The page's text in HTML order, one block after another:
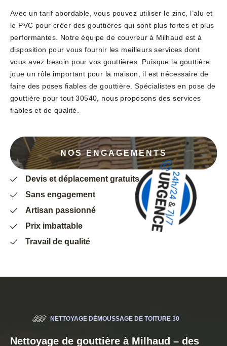
Avec un tarif abordable, vous pouvez utiliser le zinc, l’alu et
le PVC pour créer des gouttières qui sont plus fortes et plus
performantes. Notre équipe de couvreur à Milhaud est à
disposition pour vous fournir les meilleurs services dont
vous avez besoin pour vos gouttières. Puisque la gouttière
joue un rôle important pour la maison, il est nécessaire de
faire des poses fiables de gouttière. Spécialistes en pose de
gouttière pour tout 30540, nous proposons des services
fiables et de qualité.
NOS ENGAGEMENTS
Devis et déplacement gratuits
Sans engagement
Artisan passionné
Prix imbattable
Travail de qualité
NETTOYAGE DÉMOUSSAGE DE TOITURE 30
Nettoyage de gouttière à Milhaud – des